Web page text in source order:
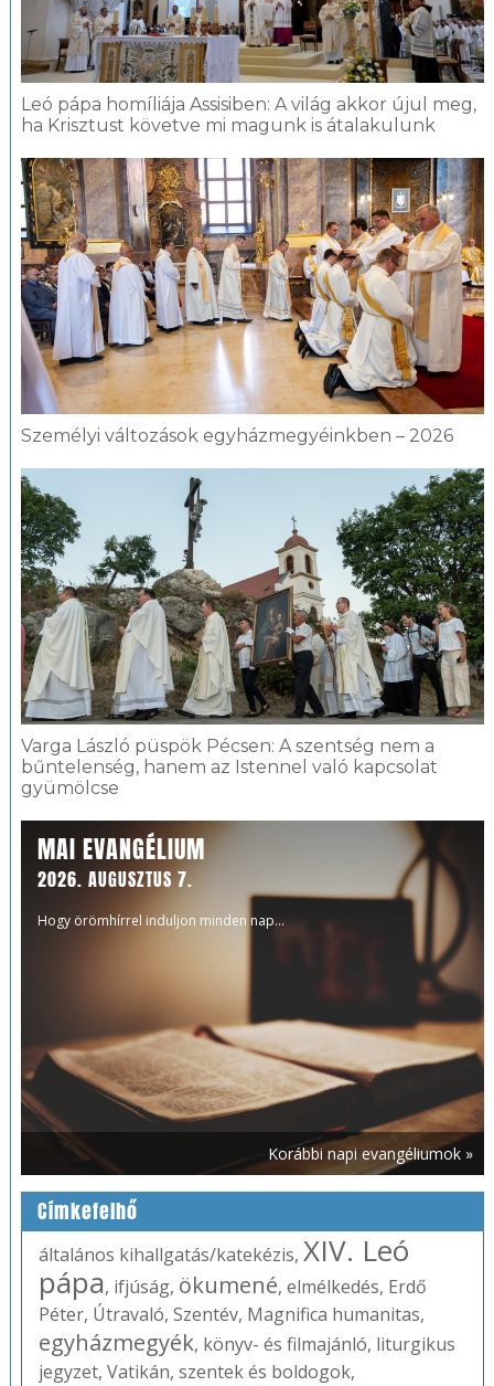
Leó pápa homíliája Assisiben: A világ akkor újul meg,
ha Krisztust követve mi magunk is átalakulunk
Személyi változások egyházmegyéinkben – 2026
Varga László püspök Pécsen: A szentség nem a
bűntelenség, hanem az Istennel való kapcsolat
gyümölcse
MAI EVANGÉLIUM
2026. AUGUSZTUS 7.
Hogy örömhírrel induljon minden nap...
Korábbi napi evangéliumok »
Címkefelhő
általános kihallgatás/katekézis, XIV. Leó
pápa, ifjúság, ökumené, elmélkedés, Erdő
Péter, Útravaló, Szentév, Magnifica humanitas,
egyházmegyék, könyv- és filmajánló, liturgikus
jegyzet, Vatikán, szentek és boldogok,